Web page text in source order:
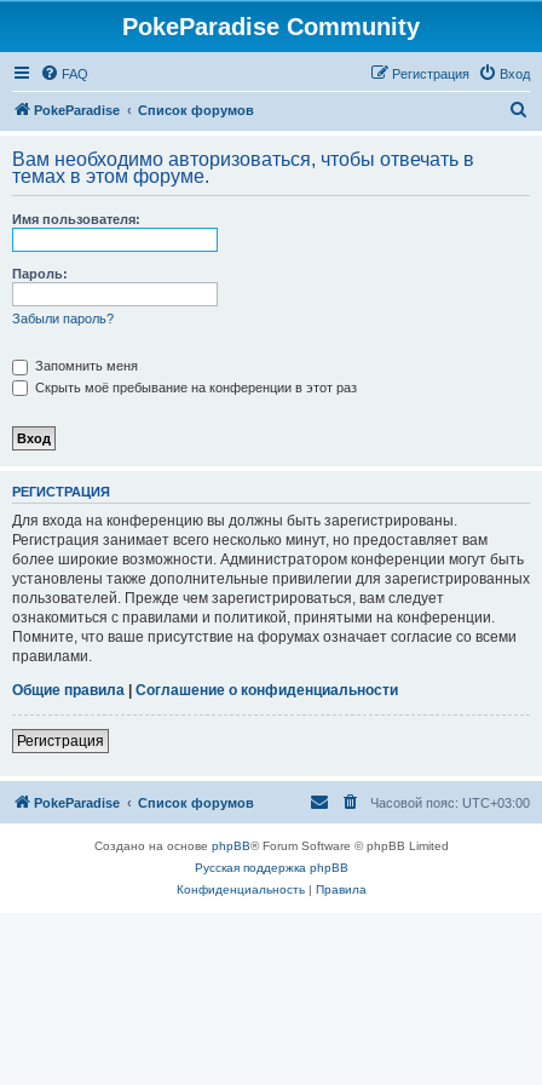
PokeParadise Community
FAQ Вход
Регистрация
PokeParadise Список форумов
с
Вам необходимо авторизоваться, чтобы отвечать в
темах в этом форуме.
Имя пользователя:
Пароль:
Забыли пароль?
Запомнить меня
Скрыть моё пребывание на конференции в этот раз
РЕГИСТРАЦИЯ
Для входа на конференцию вы должны быть зарегистрированы.
Регистрация занимает всего несколько минут, но предоставляет вам
более широкие возможности. Администратором конференции могут быть
установлены также дополнительные привилегии для зарегистрированных
пользователей. Прежде чем зарегистрироваться, вам следует
ознакомиться с правилами и политикой, принятыми на конференции.
Помните, что ваше присутствие на форумах означает согласие со всеми
правилами.
Общие правила | Соглашение о конфиденциальности
Регистрация
PokeParadise Список форумов Часовой пояс: UTC+03:00
Создано на основе phpBB® Forum Software © phpBB Limited
Русская поддержка phpBB
Конфиденциальность| Правила